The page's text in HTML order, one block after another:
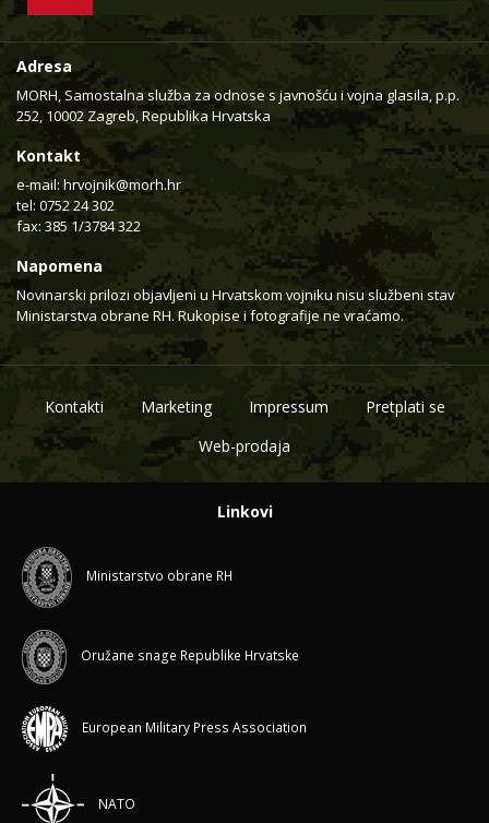
Adresa
MORH, Samostalna služba za odnose s javnošću i vojna glasila, p.p.
252, 10002 Zagreb, Republika Hrvatska
Kontakt
e-mail: hrvojnik@morh.hr
tel: 0752 24 302
fax: 385 1/3784 322
Napomena
Novinarski prilozi objavljeni u Hrvatskom vojniku nisu službeni stav
Ministarstva obrane RH. Rukopise i fotografije ne vraćamo.
Kontakti Marketing Impressum
Pretplati se
Web-prodaja
Linkovi
Ministarstvo obrane RH
Oružane snage Republike Hrvatske
European Military Press Association
NATO